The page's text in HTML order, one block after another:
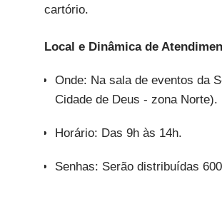
cartório.
Local e Dinâmica de
Onde: Na sala de eventos da
Cidade de Deus - zona Norte).
Horário: Das 9h às 14h.
Senhas: Serão distribuídas